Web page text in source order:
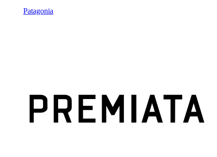
Patagonia